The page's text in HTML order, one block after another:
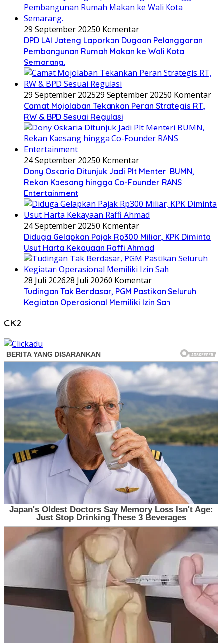
29 September 20250 Komentar
DPD LAI Jateng Laporkan Dugaan Pelanggaran
Pembangunan Rumah Makan ke Wali Kota
Semarang.
29 September 202529 September 20250 Komentar
Camat Mojolaban Tekankan Peran Strategis RT,
RW & BPD Sesuai Regulasi
24 September 20250 Komentar
Dony Oskaria Ditunjuk Jadi Plt Menteri BUMN,
Rekan Kaesang hingga Co-Founder RANS
Entertainment
24 September 20250 Komentar
Diduga Gelapkan Pajak Rp300 Miliar, KPK Diminta
Usut Harta Kekayaan Raffi Ahmad
28 Juli 202628 Juli 20260 Komentar
Tudingan Tak Berdasar, PGM Pastikan Seluruh
Kegiatan Operasional Memiliki Izin Sah
CK2